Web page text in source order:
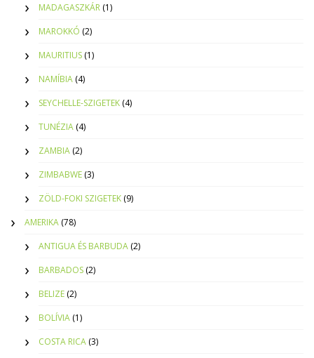
MADAGASZKÁR (1)
MAROKKÓ (2)
MAURITIUS (1)
NAMÍBIA (4)
SEYCHELLE-SZIGETEK (4)
TUNÉZIA (4)
ZAMBIA (2)
ZIMBABWE (3)
ZÖLD-FOKI SZIGETEK (9)
AMERIKA (78)
ANTIGUA ÉS BARBUDA (2)
BARBADOS (2)
BELIZE (2)
BOLÍVIA (1)
COSTA RICA (3)